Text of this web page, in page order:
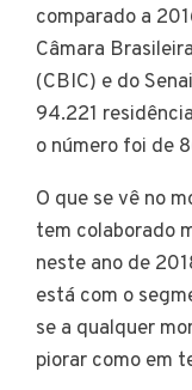
comparado a
Câmara
(CBIC) e do
94.221
o número foi de
O que se vê no
tem colaborado
neste ano de
está com o
se a qualquer
piorar como em